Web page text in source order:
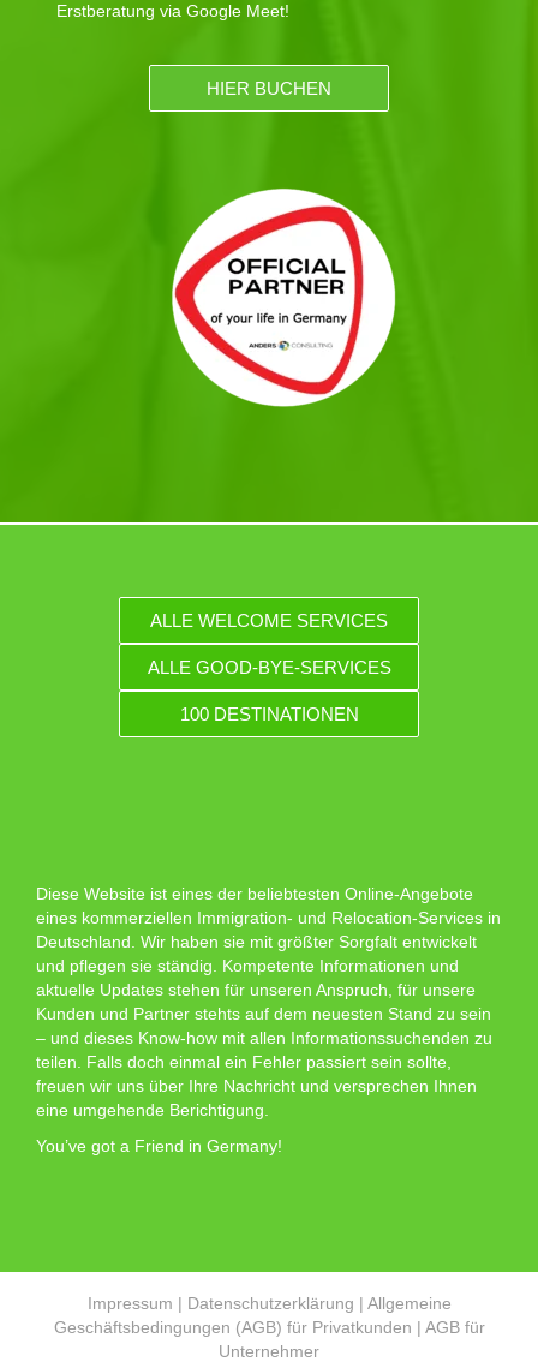
Erstberatung via Google Meet!
HIER BUCHEN
ALLE WELCOME SERVICES
ALLE GOOD-BYE-SERVICES
100 DESTINATIONEN
Diese Website ist eines der beliebtesten Online-Angebote
eines kommerziellen Immigration- und Relocation-Services in
Deutschland. Wir haben sie mit größter Sorgfalt entwickelt
und pflegen sie ständig. Kompetente Informationen und
aktuelle Updates stehen für unseren Anspruch, für unsere
Kunden und Partner stehts auf dem neuesten Stand zu sein
– und dieses Know-how mit allen Informationssuchenden zu
teilen. Falls doch einmal ein Fehler passiert sein sollte,
freuen wir uns über Ihre Nachricht und versprechen Ihnen
eine umgehende Berichtigung.
You’ve got a Friend in Germany!
Impressum | Datenschutzerklärung | Allgemeine
Geschäftsbedingungen (AGB) für Privatkunden | AGB für
Unternehmer